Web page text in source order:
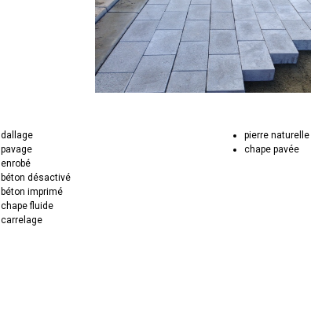
dallage
pavage
enrobé
béton désactivé
béton imprimé
chape fluide
carrelage
pierre naturelle
chape pavée